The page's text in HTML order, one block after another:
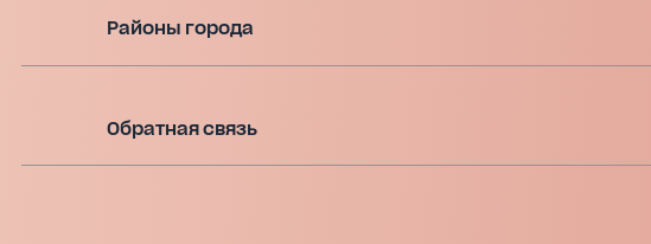
Районы города
Обратная связь